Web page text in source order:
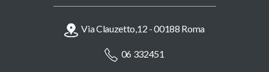
Via Clauzetto,12 - 00188 Roma
06 332451